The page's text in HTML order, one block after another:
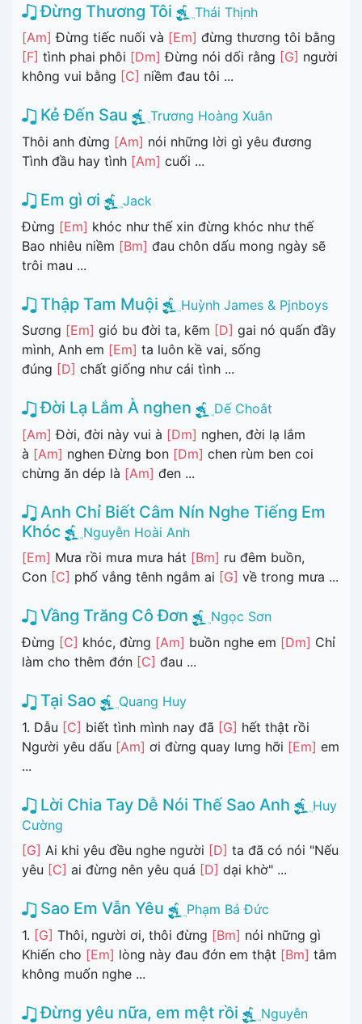
Đừng Thương Tôi
Thái Thịnh
[Am] Đừng tiếc nuối và [Em] đừng thương tôi bằng
[F] tình phai phôi [Dm] Đừng nói dối rằng [G] người
không vui bằng [C] niềm đau tôi ...
Kẻ Đến Sau
Trương Hoàng Xuân
Thôi anh đừng [Am] nói những lời gì yêu đương
Tình đầu hay tình [Am] cuối ...
Em gì ơi
Jack
Đừng [Em] khóc như thế xin đừng khóc như thế
Bao nhiêu niềm [Bm] đau chôn dấu mong ngày sẽ
trôi mau ...
Thập Tam Muội
Huỳnh James & Pjnboys
Sương [Em] gió bu đời ta, kẽm [D] gai nó quấn đầy
mình, Anh em [Em] ta luôn kề vai, sống
đúng [D] chất giống như cái tình ...
Đời Lạ Lắm À nghen
Dế Choắt
[Am] Đời, đời này vui à [Dm] nghen, đời lạ lắm
à [Am] nghen Đừng bon [Dm] chen rùm ben coi
chừng ăn dép là [Am] đen ...
Anh Chỉ Biết Câm Nín Nghe Tiếng Em
Khóc
Nguyễn Hoài Anh
[Em] Mưa rồi mưa mưa hát [Bm] ru đêm buồn,
Con [C] phố vắng tênh ngắm ai [G] về trong mưa ...
Vầng Trăng Cô Đơn
Ngọc Sơn
Đừng [C] khóc, đừng [Am] buồn nghe em [Dm] Chỉ
làm cho thêm đớn [C] đau ...
Tại Sao
Quang Huy
1. Dẫu [C] biết tình mình nay đã [G] hết thật rồi
Người yêu dấu [Am] ơi đừng quay lưng hỡi [Em] em
...
Lời Chia Tay Dễ Nói Thế Sao Anh
Huy
Cường
[G] Ai khi yêu đều nghe người [D] ta đã có nói "Nếu
yêu [C] ai đừng nên yêu quá [D] dại khờ" ...
Sao Em Vẫn Yêu
Phạm Bá Đức
1. [G] Thôi, người ơi, thôi đừng [Bm] nói những gì
Khiến cho [Em] lòng này đau đớn em thật [Bm] tâm
không muốn nghe ...
Đừng yêu nữa, em mệt rồi
Nguyễn